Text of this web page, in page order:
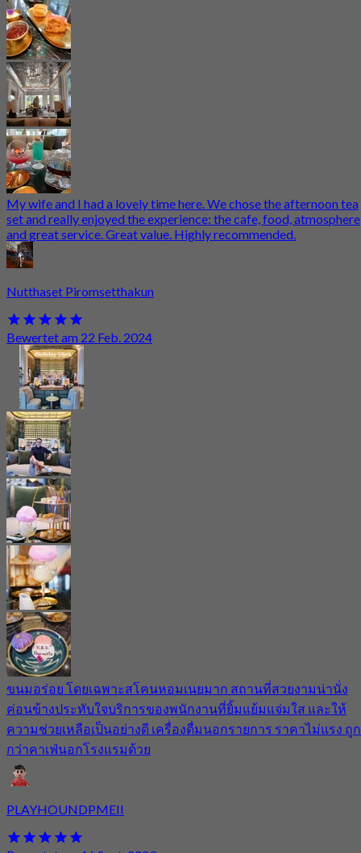
My wife and I had a lovely time here. We chose the afternoon tea
set and really enjoyed the experience: the cafe, food, atmosphere
and great service. Great value. Highly recommended.
Nutthaset Piromsetthakun
Bewertet am 22 Feb. 2024
ขนมอร่อย โดยเฉพาะสโคนหอมเนยมาก สถานที่สวยงามน่านั่ง
ค่อนข้างประทับใจบริการของพนักงานที่ยิ้มแย้มแจ่มใส และให้
ความช่วยเหลือเป็นอย่างดี เครื่องดื่มนอกรายการ ราคาไม่แรง ถูก
กว่าคาเฟ่นอกโรงแรมด้วย
PLAYHOUNDPMEII